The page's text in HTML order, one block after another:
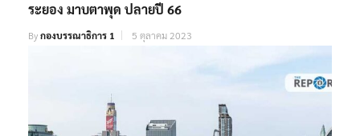
ระยอง มาบตาพุด ปลายปี 66
Byกองบรรณาธิการ 1 5 ตุลาคม 2023